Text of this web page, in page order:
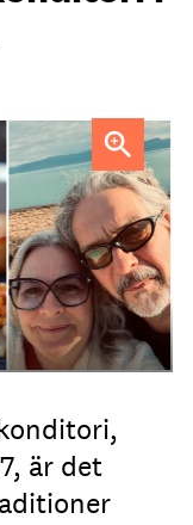
är det